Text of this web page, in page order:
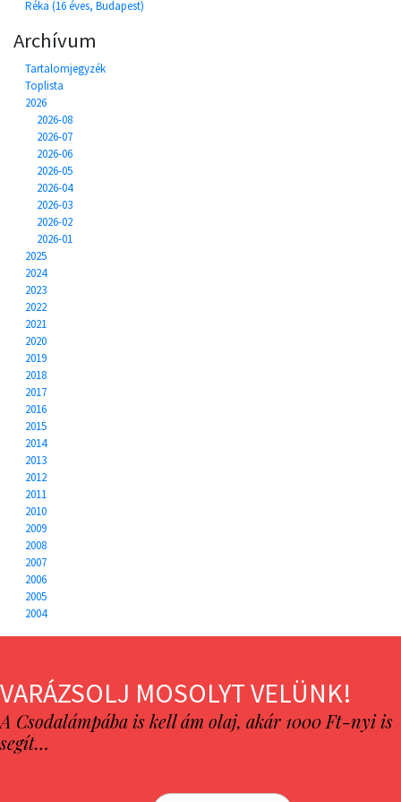
Réka (16 éves, Budapest)
Archívum
Tartalomjegyzék
Toplista
2026
2026-08
2026-07
2026-06
2026-05
2026-04
2026-03
2026-02
2026-01
2025
2024
2023
2022
2021
2020
2019
2018
2017
2016
2015
2014
2013
2012
2011
2010
2009
2008
2007
2006
2005
2004
VARÁZSOLJ MOSOLYT VELÜNK!
A Csodalámpába is kell ám olaj, akár 1000 Ft-nyi is
segít…